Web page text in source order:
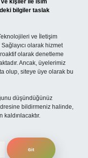
ve kişiler ile isim
bilgiler taslak
ve İletişim
olarak hizmet
olarak denetleme
Ancak, üyelerimiz
olup, siteye üye olarak bu
düşündüğünüz
bildirmeniz halinde,